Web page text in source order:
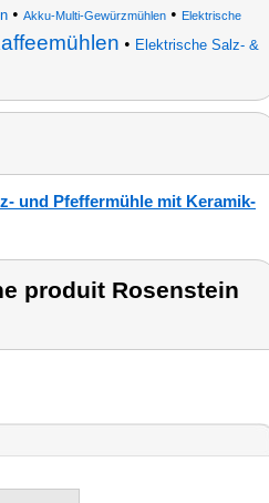
• Akku-Multi-Gewürzmühlen • Elektrische
• Elektrische Salz- &
und Pfeffermühle mit Keramik-
produit Rosenstein